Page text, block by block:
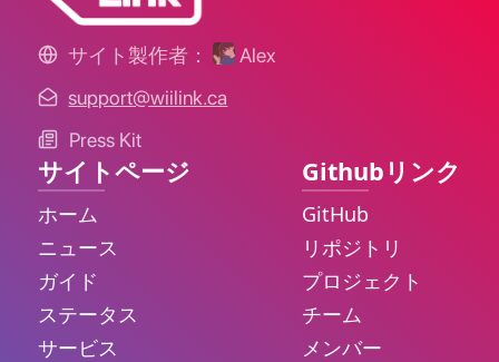
サイト製作者：
Alex
support@wiilink.ca
Press Kit
サイトページ
ホーム
ニュース
ガイド
ステータス
サービス
Githubリンク
GitHub
リポジトリ
プロジェクト
チーム
メンバー